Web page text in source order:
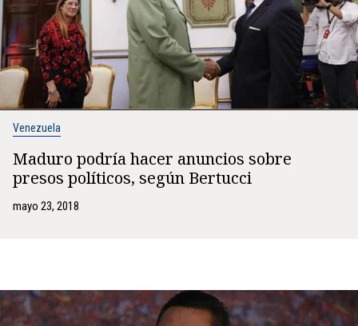
Venezuela
Maduro podría hacer anuncios sobre
presos políticos, según Bertucci
mayo 23, 2018